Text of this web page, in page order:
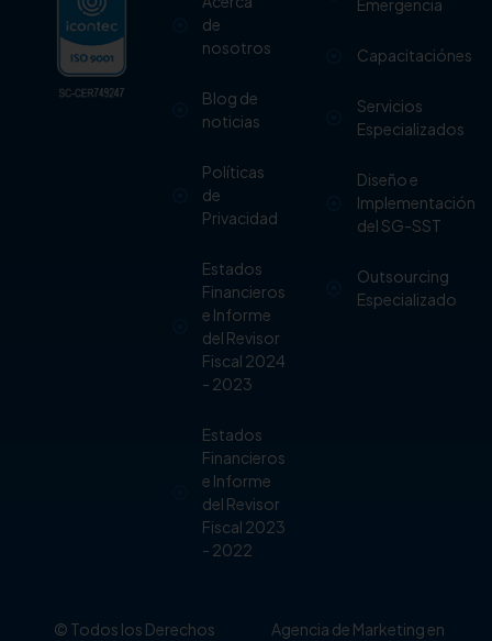
de
nosotros
Blog de
noticias
Políticas
de
Privacidad
Estados
Financieros
e Informe
del Revisor
Fiscal 2024
- 2023
Estados
Financieros
e Informe
del Revisor
Fiscal 2023
- 2022
Emergencia
Capacitaciónes
Servicios
Especializados
Diseño e
Implementación
del SG-SST
Outsourcing
Especializado
© Todos los Derechos
Agencia de Marketing en